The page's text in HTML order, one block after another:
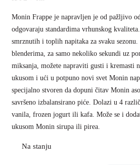
Monin Frappe je napravljen je od pažljivo
odgovaraju standardima vrhunskog
smrznutih i toplih napitaka za svaku
blenderima, za samo nekoliko sekundi uz
miksanja, možete napraviti gusti i kremasti
ukusom i ući u potpuno novi svet Monin
specijalno stvoren da dopuni čitav Monin
savršeno izbalansirano piće. Dolazi u 4
vanila, frozen jogurt ili kafa. Može se i
ukusom Monin sirupa ili pirea.